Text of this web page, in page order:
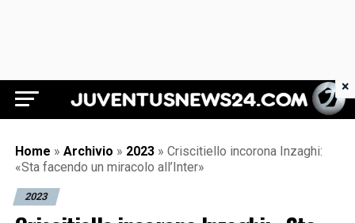
Juventus News 24
Home » Archivio » 2023 » Criscitiello incorona Inzaghi:
«Sta facendo un miracolo all’Inter»
2023
×